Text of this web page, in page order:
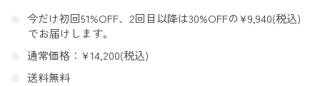
今だけ初回51%OFF、2回目以降は30%OFFの¥9,940(税込)
でお届けします。
通常価格：¥14,200(税込)
送料無料